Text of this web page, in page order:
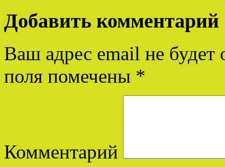
Добавить комментарий
Ваш адрес email не будет
поля помечены *
Комментарий